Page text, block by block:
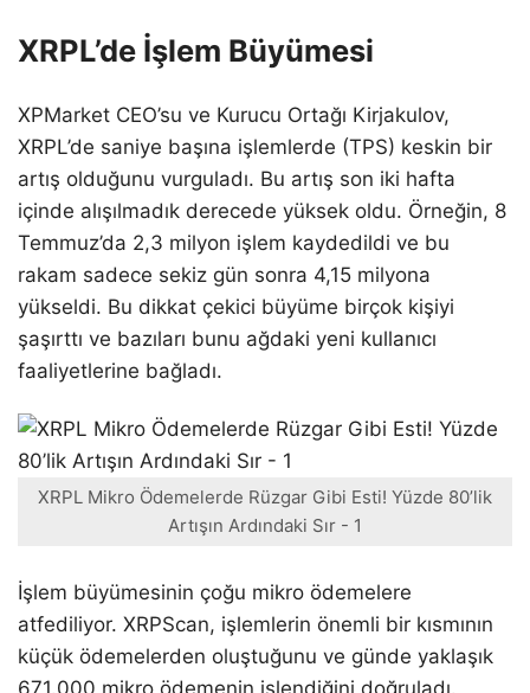
XRPL’de İşlem Büyümesi
XPMarket CEO’su ve Kurucu Ortağı Kirjakulov,
XRPL’de saniye başına işlemlerde (TPS) keskin bir
artış olduğunu vurguladı. Bu artış son iki hafta
içinde alışılmadık derecede yüksek oldu. Örneğin, 8
Temmuz’da 2,3 milyon işlem kaydedildi ve bu
rakam sadece sekiz gün sonra 4,15 milyona
yükseldi. Bu dikkat çekici büyüme birçok kişiyi
şaşırttı ve bazıları bunu ağdaki yeni kullanıcı
faaliyetlerine bağladı.
XRPL Mikro Ödemelerde Rüzgar Gibi Esti! Yüzde 80’lik
Artışın Ardındaki Sır - 1
İşlem büyümesinin çoğu mikro ödemelere
atfediliyor. XRPScan, işlemlerin önemli bir kısmının
küçük ödemelerden oluştuğunu ve günde yaklaşık
671.000 mikro ödemenin işlendiğini doğruladı.